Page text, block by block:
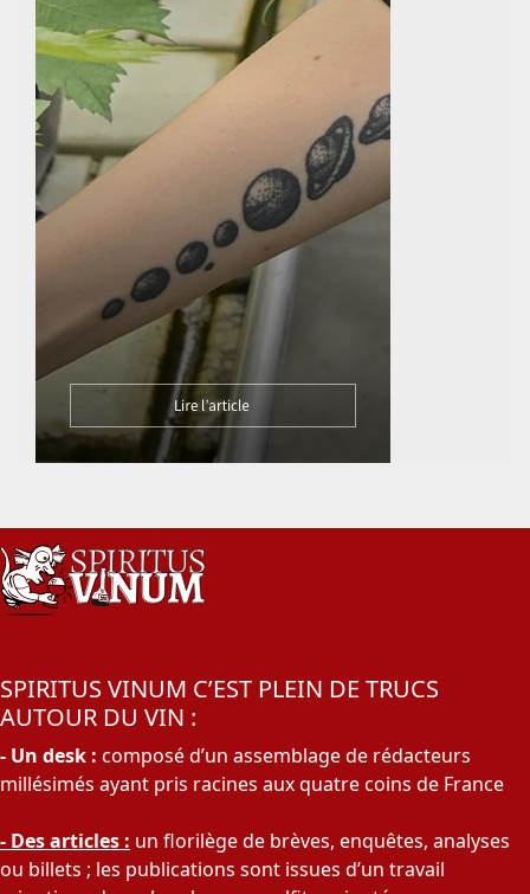
SPIRITUS VINUM C’EST PLEIN DE TRUCS
AUTOUR DU VIN :
- Un desk : composé d’un assemblage de rédacteurs
millésimés ayant pris racines aux quatre coins de France
- Des articles : un florilège de brèves, enquêtes, analyses
ou billets ; les publications sont issues d’un travail